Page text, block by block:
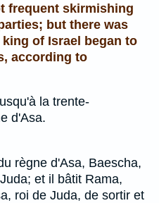
frequent skirmishing
but there was
of Israel began to
according to
la trente-
d'Asa.
règne d'Asa, Baescha,
et il bâtit Rama,
roi de Juda, de sortir et